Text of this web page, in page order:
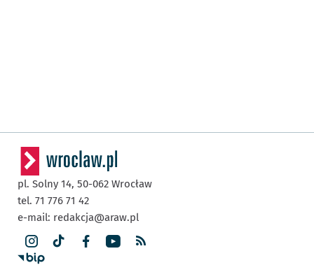
pl. Solny 14, 50-062 Wrocław
tel. 71 776 71 42
e-mail: redakcja@araw.pl